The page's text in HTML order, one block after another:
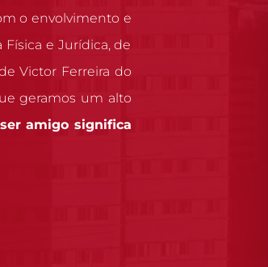
o envolvimento e
e Jurídica, de
Victor Ferreira do
geramos um alto
amigo significa